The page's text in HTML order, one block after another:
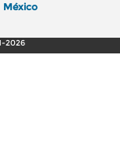
México
2026